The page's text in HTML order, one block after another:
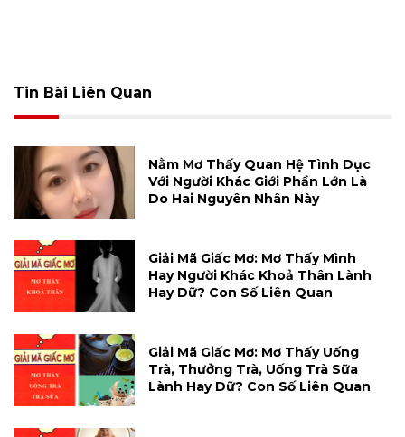
Tin Bài Liên Quan
Nằm Mơ Thấy Quan Hệ Tình Dục
Với Người Khác Giới Phần Lớn Là
Do Hai Nguyên Nhân Này
Giải Mã Giấc Mơ: Mơ Thấy Mình
Hay Người Khác Khoả Thân Lành
Hay Dữ? Con Số Liên Quan
Giải Mã Giấc Mơ: Mơ Thấy Uống
Trà, Thưởng Trà, Uống Trà Sữa
Lành Hay Dữ? Con Số Liên Quan